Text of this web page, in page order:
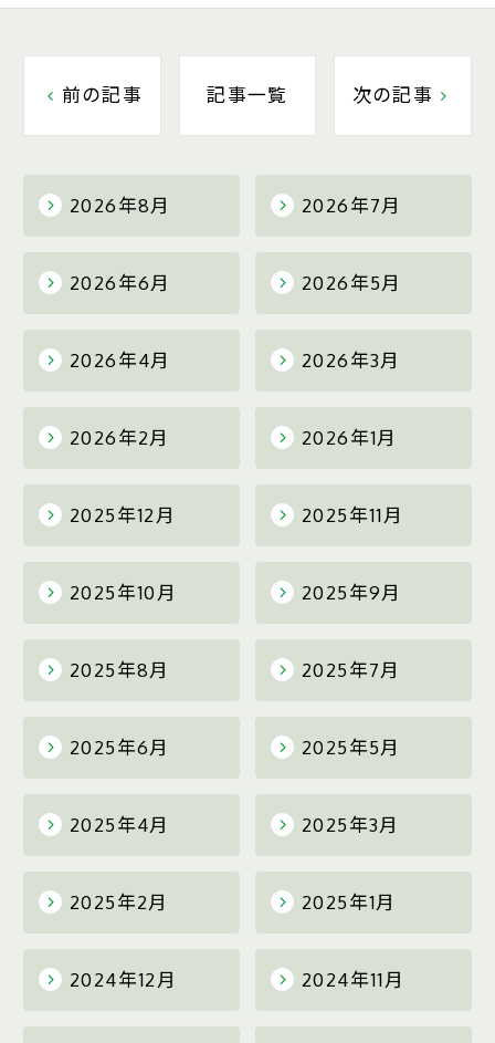
2026年8月 2026年7月
2026年6月 2026年5月
2026年4月 2026年3月
2026年2月 2026年1月
2025年12月 2025年11月
2025年10月 2025年9月
2025年8月 2025年7月
2025年6月 2025年5月
2025年4月 2025年3月
2025年2月 2025年1月
2024年12月 2024年11月
前の記事 記事一覧 次の記事